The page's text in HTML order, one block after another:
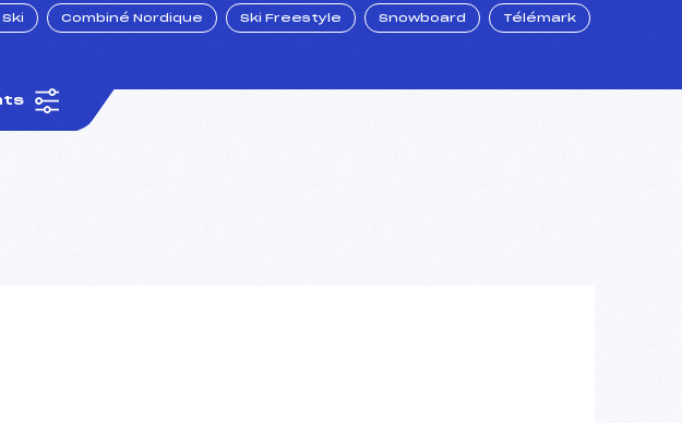
Combiné Nordique Ski Freestyle Snowboard Télémark